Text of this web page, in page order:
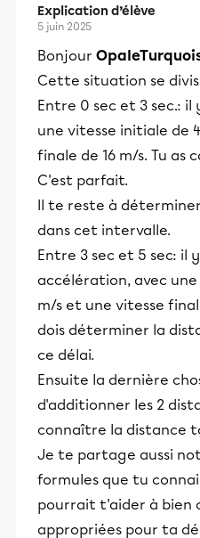
Explication d’élève
5 juin 2025
Bonjour
Cette situation se
Entre 0 sec et 3 sec.:
une vitesse initiale de
finale de 16 m/s. Tu as
C'est parfait.
Il te reste à
dans cet intervalle.
Entre 3 sec et 5 sec: il
accélération, avec
m/s et une vitesse
dois déterminer la
ce délai.
Ensuite la dernière
d'additionner les 2
connaître la distance
Je te partage aussi
formules que tu
pourrait t'aider à bien
appropriées pour ta